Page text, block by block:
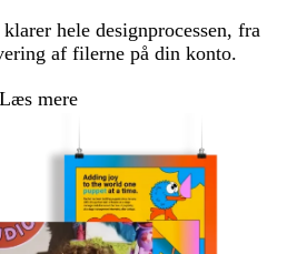
hele designprocessen, fra
af filerne på din konto.
Læs mere